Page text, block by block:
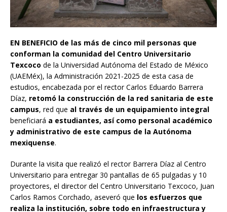
EN BENEFICIO de las más de cinco mil personas que
conforman la comunidad del Centro Universitario
Texcoco de la Universidad Autónoma del Estado de México
(UAEMéx), la Administración 2021-2025 de esta casa de
estudios, encabezada por el rector Carlos Eduardo Barrera
Díaz, retomó la construcción de la red sanitaria de este
campus, red que al través de un equipamiento integral
beneficiará a estudiantes, así como personal académico
y administrativo de este campus de la Autónoma
mexiquense.
Durante la visita que realizó el rector Barrera Díaz al Centro
Universitario para entregar 30 pantallas de 65 pulgadas y 10
proyectores, el director del Centro Universitario Texcoco, Juan
Carlos Ramos Corchado, aseveró que los esfuerzos que
realiza la institución, sobre todo en infraestructura y